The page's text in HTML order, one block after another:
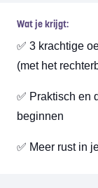
Wat je krijgt:
✅ 3 krachtige
(met het
✅ Praktisch en
beginnen
✅ Meer rust in